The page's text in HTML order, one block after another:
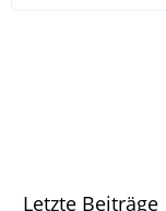
Letzte Beiträge